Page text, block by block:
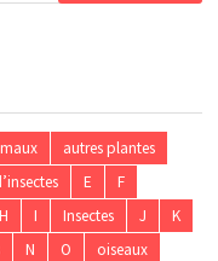
autres plantes
E
F
H I Insectes J
K
N O
oiseaux